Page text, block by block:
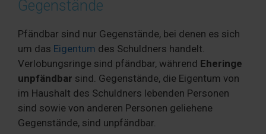
Gegenstände
Pfändbar sind nur Gegenstände, bei denen es sich
um das Eigentum des Schuldners handelt.
Verlobungsringe sind pfändbar, während Eheringe
unpfändbar sind. Gegenstände, die Eigentum von
im Haushalt des Schuldners lebenden Personen
sind sowie von anderen Personen geliehene
Gegenstände, sind unpfändbar.